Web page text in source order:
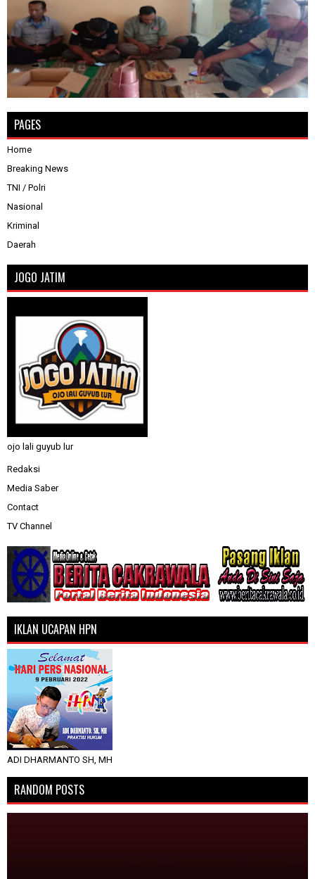
PAGES
Home
Breaking News
TNI / Polri
Nasional
Kriminal
Daerah
JOGO JATIM
ojo lali guyub lur
Redaksi
Media Saber
Contact
TV Channel
IKLAN UCAPAN HPN
ADI DHARMANTO SH, MH
RANDOM POSTS